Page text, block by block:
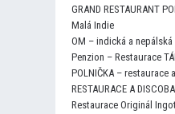
GRAND RESTAURANT
Malá Indie
OM – indická a
Penzion – Restaurace
POLNIČKA – restaurace
RESTAURACE A
Restaurace Originál